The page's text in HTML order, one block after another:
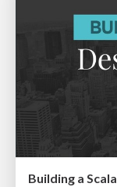
Building a